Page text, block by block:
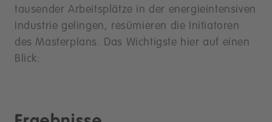
tausender Arbeitsplätze in der energieintensiven
Industrie gelingen, resümieren die Initiatoren
des Masterplans. Das Wichtigste hier auf einen
Blick: